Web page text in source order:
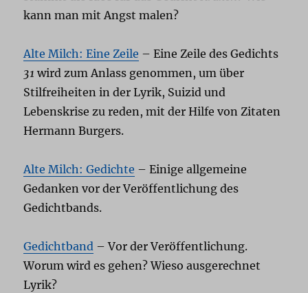
kann man mit Angst malen?
Alte Milch: Eine Zeile – Eine Zeile des Gedichts
31 wird zum Anlass genommen, um über
Stilfreiheiten in der Lyrik, Suizid und
Lebenskrise zu reden, mit der Hilfe von Zitaten
Hermann Burgers.
Alte Milch: Gedichte – Einige allgemeine
Gedanken vor der Veröffentlichung des
Gedichtbands.
Gedichtband – Vor der Veröffentlichung.
Worum wird es gehen? Wieso ausgerechnet
Lyrik?